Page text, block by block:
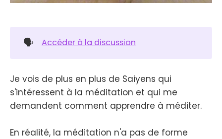
🗣️ Accéder à la discussion
Je vois de plus en plus de Saiyens qui
s'intéressent à la méditation et qui me
demandent comment apprendre à méditer.
En réalité, la méditation n'a pas de forme